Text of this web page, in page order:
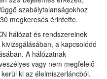
szabálytalanságokhoz
megkeresés érintette.
hálózat és rendszereinek
a kapcsolódó
A hálózatnak
vagy nem megfelelő
ki az élelmiszerláncból.